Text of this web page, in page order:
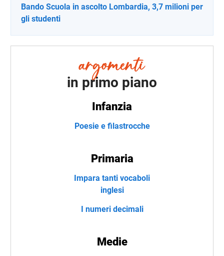
Bando Scuola in ascolto Lombardia, 3,7 milioni per
gli studenti
in primo piano
Infanzia
Poesie e filastrocche
Primaria
Impara tanti vocaboli
inglesi
I numeri decimali
Medie